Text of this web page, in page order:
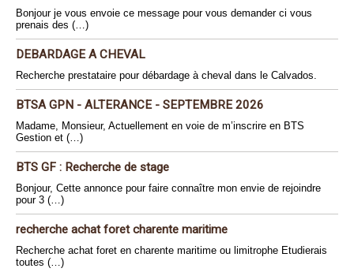
Bonjour je vous envoie ce message pour vous demander ci vous
prenais des (…)
DEBARDAGE A CHEVAL
Recherche prestataire pour débardage à cheval dans le Calvados.
BTSA GPN - ALTERANCE - SEPTEMBRE 2026
Madame, Monsieur, Actuellement en voie de m’inscrire en BTS
Gestion et (…)
BTS GF : Recherche de stage
Bonjour, Cette annonce pour faire connaître mon envie de rejoindre
pour 3 (…)
recherche achat foret charente maritime
Recherche achat foret en charente maritime ou limitrophe Etudierais
toutes (…)